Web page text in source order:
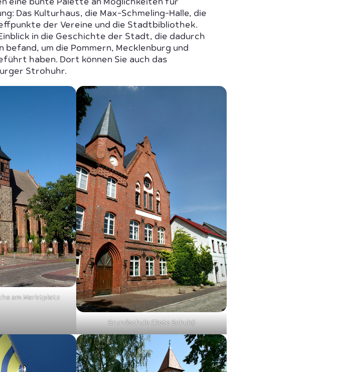
eine bunte Palette an Möglichkeiten für
Das Kulturhaus, die Max-Schmeling-Halle, die
der Vereine und die Stadtbibliothek.
in die Geschichte der Stadt, die dadurch
um die Pommern, Mecklenburg und
haben. Dort können Sie auch das
Strohuhr.
am Marktplatz
Grundschule (Rote Schule)